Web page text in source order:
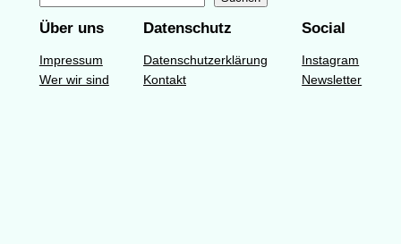
Über uns
Impressum
Wer wir sind
Datenschutz
Datenschutzerklärung
Kontakt
Social
Instagram
Newsletter